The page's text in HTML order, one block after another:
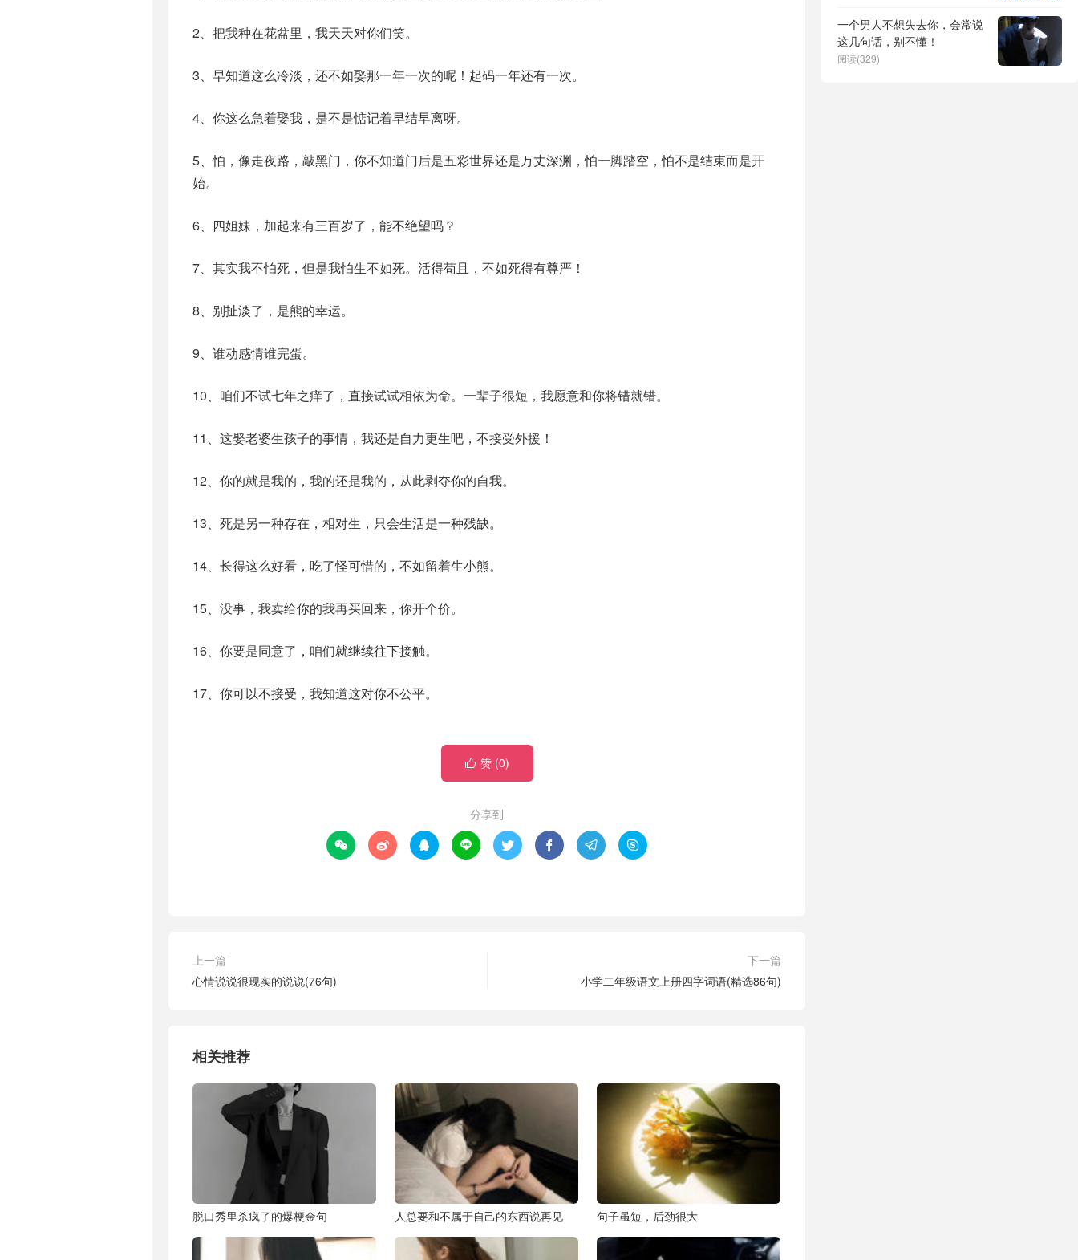
2、把我种在花盆里，我天天对你们笑。
3、早知道这么冷淡，还不如娶那一年一次的呢！起码一年还有一次。
4、你这么急着娶我，是不是惦记着早结早离呀。
5、怕，像走夜路，敲黑门，你不知道门后是五彩世界还是万丈深渊，怕一脚踏空，怕不是结束而是开
始。
6、四姐妹，加起来有三百岁了，能不绝望吗？
7、其实我不怕死，但是我怕生不如死。活得苟且，不如死得有尊严！
8、别扯淡了，是熊的幸运。
9、谁动感情谁完蛋。
10、咱们不试七年之痒了，直接试试相依为命。一辈子很短，我愿意和你将错就错。
11、这娶老婆生孩子的事情，我还是自力更生吧，不接受外援！
12、你的就是我的，我的还是我的，从此剥夺你的自我。
13、死是另一种存在，相对生，只会生活是一种残缺。
14、长得这么好看，吃了怪可惜的，不如留着生小熊。
15、没事，我卖给你的我再买回来，你开个价。
16、你要是同意了，咱们就继续往下接触。
17、你可以不接受，我知道这对你不公平。
 赞 (0)
分享到
       
上一篇
心情说说很现实的说说(76句)
下一篇
小学二年级语文上册四字词语(精选86句)
相关推荐
脱口秀里杀疯了的爆梗金句 人总要和不属于自己的东西说再见 句子虽短，后劲很大
一个男人不想失去你，会常说
这几句话，别不懂！
阅读(329)